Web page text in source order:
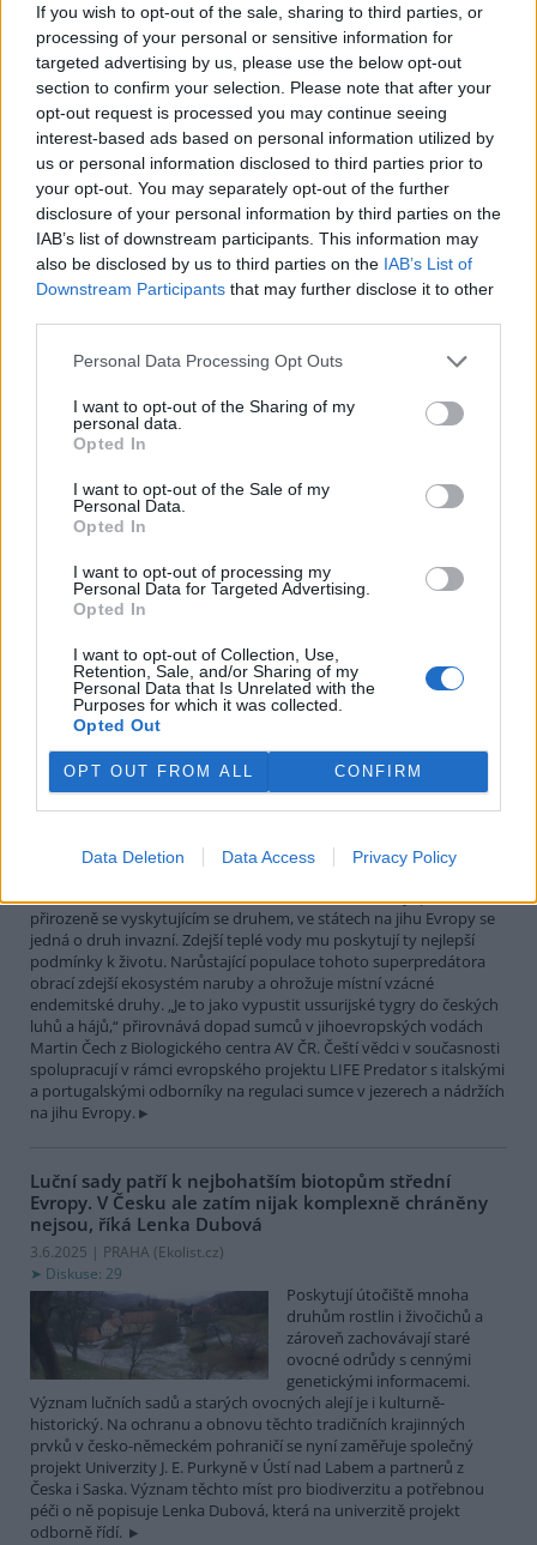
If you wish to opt-out of the sale, sharing to third parties, or
processing of your personal or sensitive information for
targeted advertising by us, please use the below opt-out
section to confirm your selection. Please note that after your
opt-out request is processed you may continue seeing
interest-based ads based on personal information utilized by
us or personal information disclosed to third parties prior to
your opt-out. You may separately opt-out of the further
disclosure of your personal information by third parties on the
IAB’s list of downstream participants. This information may
also be disclosed by us to third parties on the IAB’s List of
Downstream Participants that may further disclose it to other
Personal Data Processing Opt Outs
I want to opt-out of the Sharing of my
personal data.
Opted In
I want to opt-out of the Sale of my
Personal Data.
Opted In
I want to opt-out of processing my
Personal Data for Targeted Advertising.
Opted In
I want to opt-out of Collection, Use,
Retention, Sale, and/or Sharing of my
Personal Data that Is Unrelated with the
Purposes for which it was collected.
Opted Out
OPT OUT FROM ALL CONFIRM
Data Deletion Data Access Privacy Policy
Ekologická úzkost,
environmentální žal, klimatický
smutek. Jsou to nové
fenomény, nebo prožívali
podobné pocity i lidé v
minulosti? Obavy z měnícího se životního prostředí jsou na jednu
stranu přirozené a racionální. Někdy ale mohou narůst až do
takové míry, že člověka paralyzují. Jak poznáme, že nastal čas říci si
o podporu nebo pomoc a kde ji hledat? I o tom jsme hovořili s
Martinem Nawrathem, terapeutem a facilitátorem zabývajícím se
péčí o duševní zdraví také v kontextu probíhající klimatické krize a
proměn životního prostředí.
„Furt ve střehu.“ Manažer přírody Vilém Jurek o
26.11.2025 | PRAHA (Ekolist.cz)
Vilém Jurek je krajinný ekolog,
který zasvětil svůj profesní
končící projekt LIFE South
Moravia, jehož cílem byla obnova stepních biotopů na jižní
Moravě. Mluví o významu pastvy, invazních druzích, složitých
diplomatických jednáních s vlastníky i o tom, proč je důležité
vydržet – i když výsledky nejsou vidět hned. A také o tom, co ho k
přírodě přivedlo, proč má slabost pro Kamenný vrch a jakou roli v
Sumec velký na jihu Evropy? Tamní ekosystémy nejsou
na takového superpredátora připraveny, říká Martin
22.9.2025 | PRAHA (Ekolist.cz)
Diskuse: 26
Sumec velký (Silurus glanis) je
rybou Evropy. Vrcholový
v našich vodách je původním
přirozeně se vyskytujícím se druhem, ve státech na jihu Evropy se
jedná o druh invazní. Zdejší teplé vody mu poskytují ty nejlepší
podmínky k životu. Narůstající populace tohoto superpredátora
obrací zdejší ekosystém naruby a ohrožuje místní vzácné
endemitské druhy. „Je to jako vypustit ussurijské tygry do českých
luhů a hájů,“ přirovnává dopad sumců v jihoevropských vodách
Martin Čech z Biologického centra AV ČR. Čeští vědci v současnosti
spolupracují v rámci evropského projektu LIFE Predator s italskými
a portugalskými odborníky na regulaci sumce v jezerech a nádržích
na jihu Evropy.
Luční sady patří k nejbohatším biotopům střední
Evropy. V Česku ale zatím nijak komplexně chráněny
nejsou, říká Lenka Dubová
3.6.2025 | PRAHA (Ekolist.cz)
Diskuse: 29
Poskytují útočiště mnoha
druhům rostlin i živočichů a
zároveň zachovávají staré
ovocné odrůdy s cennými
genetickými informacemi.
Význam lučních sadů a starých ovocných alejí je i kulturně-
historický. Na ochranu a obnovu těchto tradičních krajinných
prvků v česko-německém pohraničí se nyní zaměřuje společný
projekt Univerzity J. E. Purkyně v Ústí nad Labem a partnerů z
Česka i Saska. Význam těchto míst pro biodiverzitu a potřebnou
péči o ně popisuje Lenka Dubová, která na univerzitě projekt
odborně řídí.